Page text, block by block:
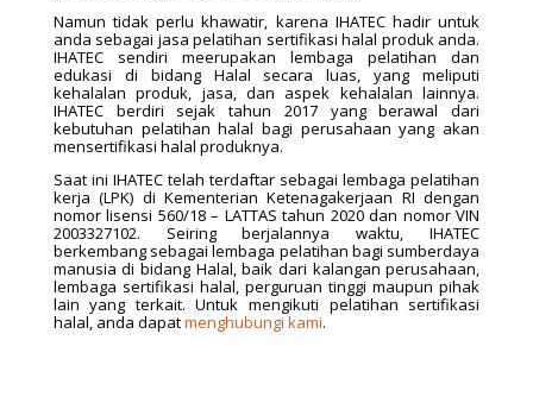
Namun tidak perlu khawatir, karena IHATEC hadir untuk
anda sebagai jasa pelatihan sertifikasi halal produk anda.
IHATEC sendiri meerupakan lembaga pelatihan dan
edukasi di bidang Halal secara luas, yang meliputi
kehalalan produk, jasa, dan aspek kehalalan lainnya.
IHATEC berdiri sejak tahun 2017 yang berawal dari
kebutuhan pelatihan halal bagi perusahaan yang akan
mensertifikasi halal produknya.
Saat ini IHATEC telah terdaftar sebagai lembaga pelatihan
kerja (LPK) di Kementerian Ketenagakerjaan RI dengan
nomor lisensi 560/18 – LATTAS tahun 2020 dan nomor VIN
2003327102. Seiring berjalannya waktu, IHATEC
berkembang sebagai lembaga pelatihan bagi sumberdaya
manusia di bidang Halal, baik dari kalangan perusahaan,
lembaga sertifikasi halal, perguruan tinggi maupun pihak
lain yang terkait. Untuk mengikuti pelatihan sertifikasi
halal, anda dapatmenghubungi kami.